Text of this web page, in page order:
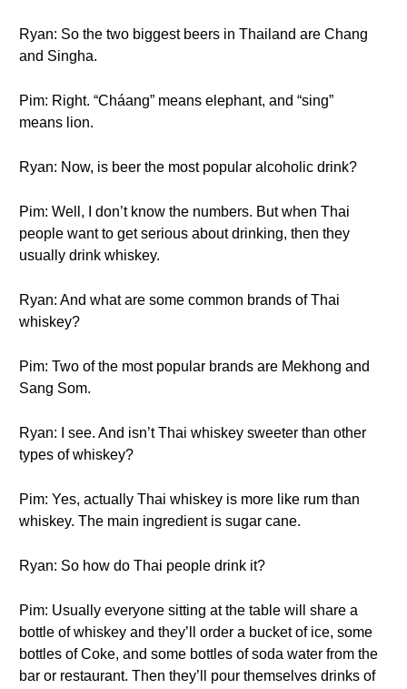
Ryan: So the two biggest beers in Thailand are Chang
and Singha.
Pim: Right. “Cháang” means elephant, and “sing”
means lion.
Ryan: Now, is beer the most popular alcoholic drink?
Pim: Well, I don’t know the numbers. But when Thai
people want to get serious about drinking, then they
usually drink whiskey.
Ryan: And what are some common brands of Thai
whiskey?
Pim: Two of the most popular brands are Mekhong and
Sang Som.
Ryan: I see. And isn’t Thai whiskey sweeter than other
types of whiskey?
Pim: Yes, actually Thai whiskey is more like rum than
whiskey. The main ingredient is sugar cane.
Ryan: So how do Thai people drink it?
Pim: Usually everyone sitting at the table will share a
bottle of whiskey and they’ll order a bucket of ice, some
bottles of Coke, and some bottles of soda water from the
bar or restaurant. Then they’ll pour themselves drinks of